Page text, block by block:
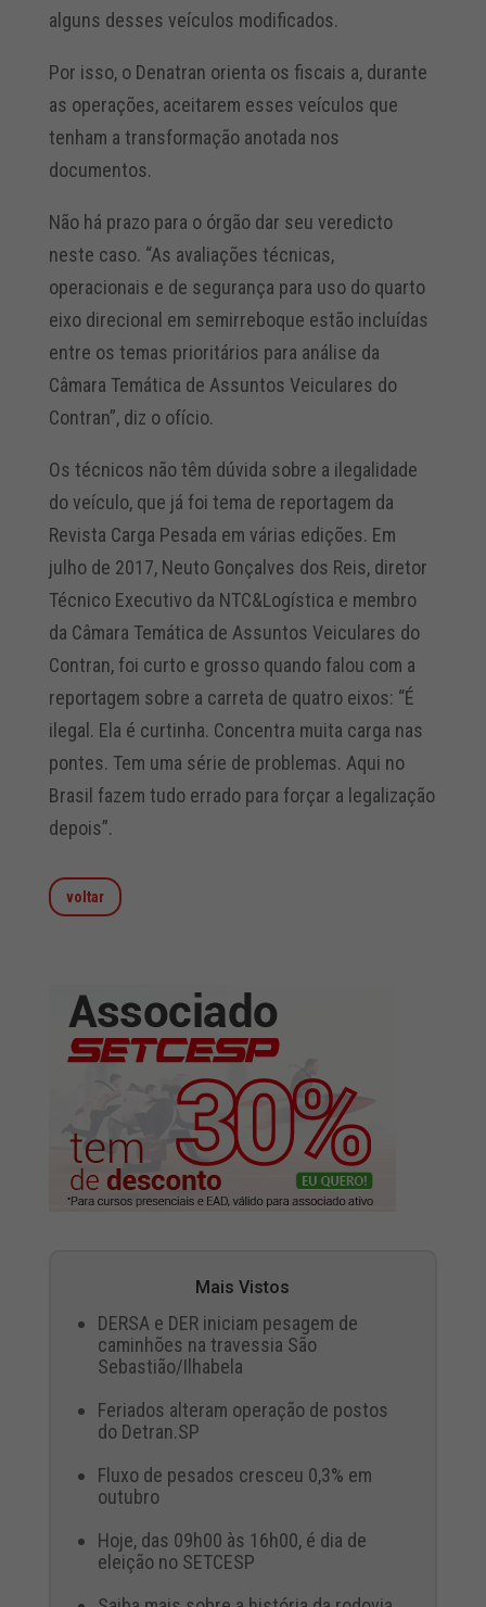
alguns desses veículos modificados.
Por isso, o Denatran orienta os fiscais a, durante
as operações, aceitarem esses veículos que
tenham a transformação anotada nos
documentos.
Não há prazo para o órgão dar seu veredicto
neste caso. “As avaliações técnicas,
operacionais e de segurança para uso do quarto
eixo direcional em semirreboque estão incluídas
entre os temas prioritários para análise da
Câmara Temática de Assuntos Veiculares do
Contran”, diz o ofício.
Os técnicos não têm dúvida sobre a ilegalidade
do veículo, que já foi tema de reportagem da
Revista Carga Pesada em várias edições. Em
julho de 2017, Neuto Gonçalves dos Reis, diretor
Técnico Executivo da NTC&Logística e membro
da Câmara Temática de Assuntos Veiculares do
Contran, foi curto e grosso quando falou com a
reportagem sobre a carreta de quatro eixos: “É
ilegal. Ela é curtinha. Concentra muita carga nas
pontes. Tem uma série de problemas. Aqui no
Brasil fazem tudo errado para forçar a legalização
depois”.
voltar
Mais Vistos
DERSA e DER iniciam pesagem de
caminhões na travessia São
Sebastião/Ilhabela
Feriados alteram operação de postos
do Detran.SP
Fluxo de pesados cresceu 0,3% em
outubro
Hoje, das 09h00 às 16h00, é dia de
eleição no SETCESP